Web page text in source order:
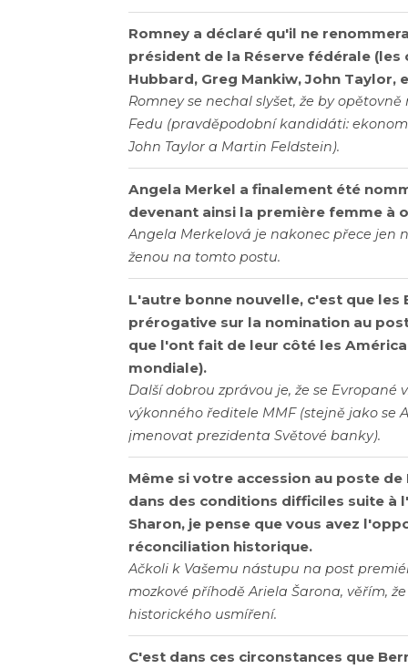
Romney a déclaré qu'il ne
président de la Réserve fédérale
Hubbard, Greg Mankiw, John Taylor,
Romney se nechal slyšet, že by
Fedu (pravděpodobní kandidáti:
John Taylor a Martin Feldstein).
Angela Merkel a finalement été
devenant ainsi la première femme à
Angela Merkelová je nakonec přece jen
ženou na tomto postu.
L'autre bonne nouvelle, c'est que les
prérogative sur la nomination au
que l'ont fait de leur côté les
mondiale).
Další dobrou zprávou je, že se
výkonného ředitele MMF (stejně jako se
jmenovat prezidenta Světové banky).
Même si votre accession au poste
dans des conditions difficiles suite à
Sharon, je pense que vous avez
réconciliation historique.
Ačkoli k Vašemu nástupu na post
mozkové příhodě Ariela Šarona, věřím,
historického usmíření.
C'est dans ces circonstances que